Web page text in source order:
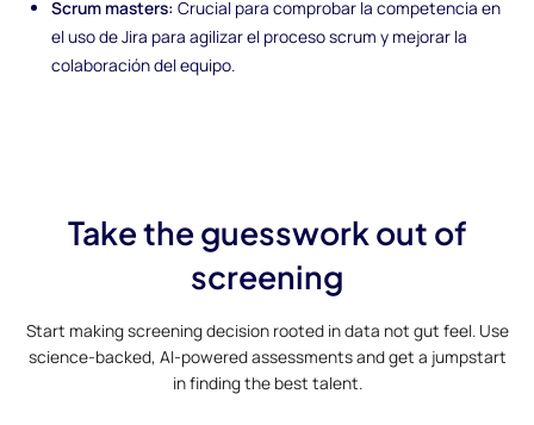
Scrum masters: Crucial para comprobar la competencia en
el uso de Jira para agilizar el proceso scrum y mejorar la
colaboración del equipo.
Take the guesswork out of
screening
Start making screening decision rooted in data not gut feel. Use
science-backed, AI-powered assessments and get a jumpstart
in finding the best talent.